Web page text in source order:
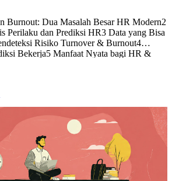
Burnout: Dua Masalah Besar HR Modern2
Perilaku dan Prediksi HR3 Data yang Bisa
Risiko Turnover & Burnout4
Bekerja5 Manfaat Nyata bagi HR &
Burnout Sebelum Terjadi5.2
Signifikan5.3 Membantu HR
Asumsi5.4 Meningkatkan […]